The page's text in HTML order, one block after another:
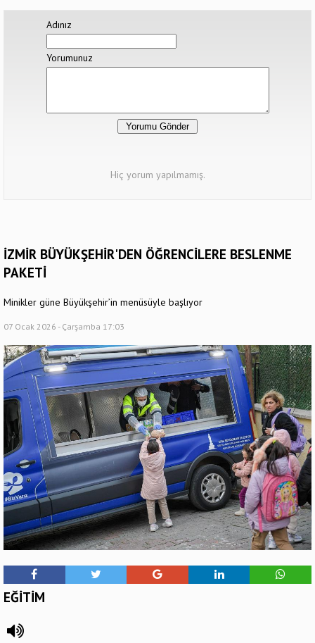
Adınız
Yorumunuz
Hiç yorum yapılmamış.
İZMİR BÜYÜKŞEHİR'DEN ÖĞRENCİLERE BESLENME
PAKETİ
Minikler güne Büyükşehir’in menüsüyle başlıyor
07 Ocak 2026 - Çarşamba 17:03
EĞİTİM